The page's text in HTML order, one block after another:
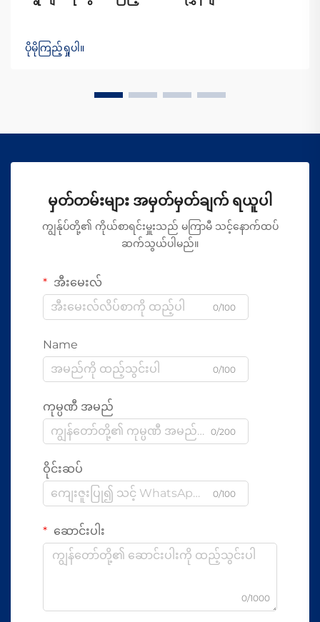
ပိုမိုကြည့်ရှုပါ။
မှတ်တမ်းများ အမှတ်မှတ်ချက် ရယူပါ
ကျွန်ုပ်တို့၏ ကိုယ်စာရင်းမှူးသည် မကြာမီ သင့်နောက်ထပ်
ဆက်သွယ်ပါမည်။
အီးမေးလ်
0/100
Name
0/100
ကုမ္ပဏီ အမည်
0/200
ဝိုင်းဆပ်
0/100
ဆောင်းပါး
0/1000